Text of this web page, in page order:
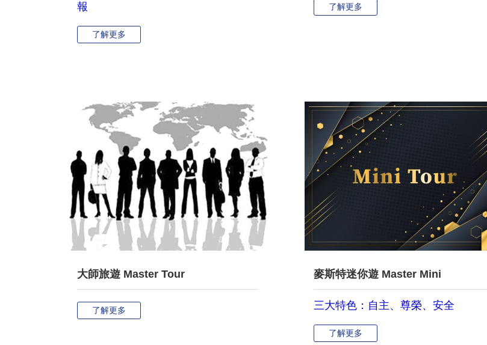
報
了解更多
了解更多
大師旅遊 Master Tour
了解更多
麥斯特迷你遊 Master Mini
三大特色：自主、尊榮、安全
了解更多